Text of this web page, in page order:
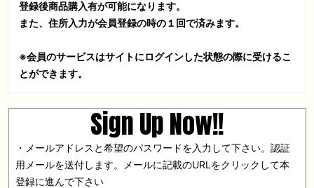
登録後商品購入有が可能になります。
また、住所入力が会員登録の時の１回で済みます。
※会員のサービスはサイトにログインした状態の際に受けるこ
とができます。
Sign Up Now!!
・メールアドレスと希望のパスワードを入力して下さい。認証
用メールを送付します。メールに記載のURLをクリックして本
登録に進んで下さい